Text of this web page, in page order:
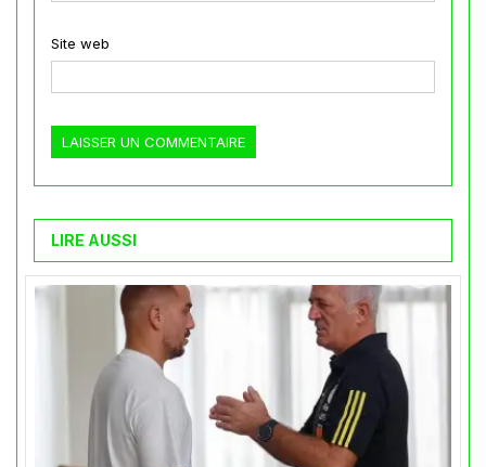
Site web
LIRE AUSSI